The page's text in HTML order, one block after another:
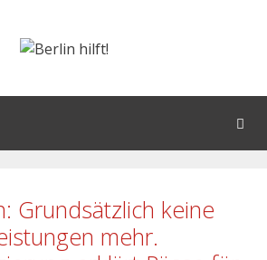
Grundsätzlich keine
mehr.